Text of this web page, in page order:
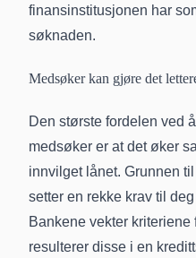
finansinstitusjonen har
søknaden.
Medsøker kan gjøre det
Den største fordelen ved
medsøker er at det øker
innvilget lånet. Grunnen
setter en rekke krav til
Bankene vekter
resulterer disse i en